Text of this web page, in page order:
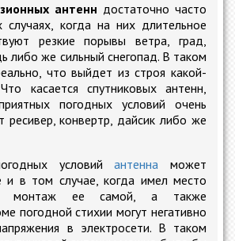
антенн достаточно часто
случаях, когда на них длительное
резкие порывы ветра, град,
либо же сильный снегопад. В таком
что выйдет из строя какой-
касается спутниковых антенн,
погодных условий очень
ресивер, конвертр, дайсик либо же
условийантенна может
и в том случае, когда имел место
монтаж ее самой, а также
погодной стихии могут негативно
в электросети. В таком